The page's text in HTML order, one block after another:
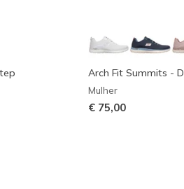
Arch Fit Summits -
Mulher
€ 75,00